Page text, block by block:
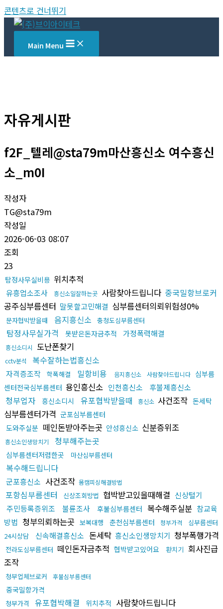
콘텐츠로 건너뛰기
Main Menu
자유게시판
f2F_텔레@sta79m마산흥신소 여수흥신
소_m0I
작성자
TG@sta79m
작성일
2026-06-03 08:07
조회
23
탐정사무실비용 위치추적
유흥업소조사 흥신소일잘하는곳 사람찾아드립니다 중국밀항브로커
공주심부름센터 말못할고민해결 심부름센터의뢰위험성0%
문자협박받을때 음지흥신소 충청도심부름센터
탐정사무실가격 못받은돈자금추적 가정폭력해결
흥신소디시 도난폰찾기
cctv분석 복수잘하는법흥신소
자격증조작 학폭해결 밀항비용 음지흥신소 사람찾아드립니다 심부름
센터전국심부름센터 용인흥신소 인천흥신소 후불제흥신소
청부업자 흥신소디시 유포협박받을때 흥신소 사건조작 돈세탁
심부름센터가격 군포심부름센터
도와주실분 떼인돈받아주는곳 안성흥신소 신분증위조
흥신소인생망치기 청부해주는곳
심부름센터저렴한곳 마산심부름센터
복수해드립니다
군포흥신소 사건조작 몸캠피싱해결방법
포항심부름센터 신상조회방법 협박받고있을때해결 신상털기
주민등록증위조
불륜조사 후불심부름센터 복수해주실분 참교육
방법 청부의뢰하는곳 보복대행 춘천심부름센터 청부가격
심부름센터
24시상담
신속해결흥신소 돈세탁 흥신소인생망치기 청부폭행가격
전라도심부름센터 떼인돈자금추적 협박받고있어요 환치기 회사진급
조작
청부업체브로커 후불심부름센터
중국밀항가격
청부가격 유포협박해결 위치추적 사람찾아드립니다